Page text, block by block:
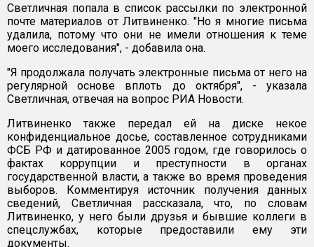
Светличная попала в список рассылки по электронной
почте материалов от Литвиненко. "Но я многие письма
удалила, потому что они не имели отношения к теме
моего исследования", - добавила она.
"Я продолжала получать электронные письма от него на
регулярной основе вплоть до октября", - указала
Светличная, отвечая на вопрос РИА Новости.
Литвиненко также передал ей на диске некое
конфиденциальное досье, составленное сотрудниками
ФСБ РФ и датированное 2005 годом, где говорилось о
фактах коррупции и преступности в органах
государственной власти, а также во время проведения
выборов. Комментируя источник получения данных
сведений, Светличная рассказала, что, по словам
Литвиненко, у него были друзья и бывшие коллеги в
спецслужбах, которые предоставили ему эти
документы.